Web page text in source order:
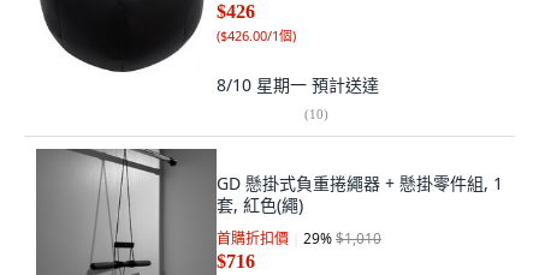
$426
($426.00/1個)
8/10 星期一 預計送達
(10)
GD 懸掛式負重捲繩器 + 懸掛零件組, 1
套, 紅色(繩)
首購折扣價 29%$1,010
$716